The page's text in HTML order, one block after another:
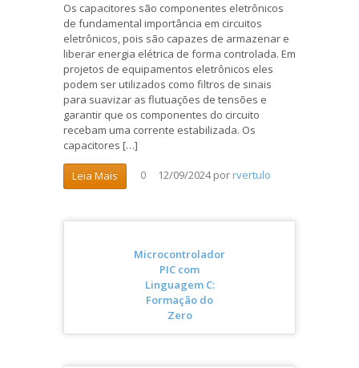
Os capacitores são componentes eletrônicos
de fundamental importância em circuitos
eletrônicos, pois são capazes de armazenar e
liberar energia elétrica de forma controlada. Em
projetos de equipamentos eletrônicos eles
podem ser utilizados como filtros de sinais
para suavizar as flutuações de tensões e
garantir que os componentes do circuito
recebam uma corrente estabilizada. Os
capacitores […]
Leia Mais 0 12/09/2024por rvertulo
Microcontrolador
PIC com
Linguagem C:
Formação do
Zero